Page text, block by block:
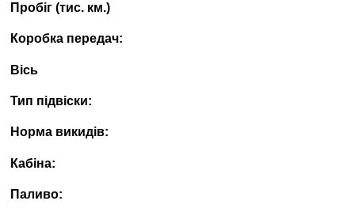
Пробіг (тис. км.)
Коробка передач:
Вісь
Тип підвіски:
Норма викидів:
Кабіна:
Паливо: